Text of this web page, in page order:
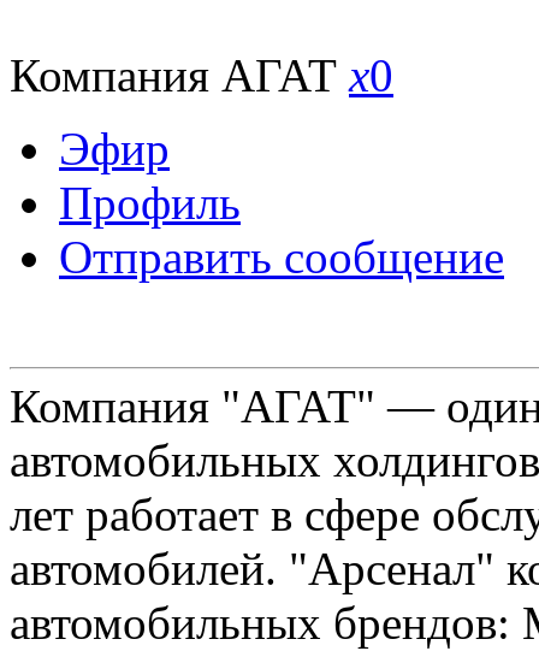
Компания АГАТx0
Эфир
Профиль
Отправить сообщение
Компания "АГАТ" —
автомобильных
лет работает в сфере
автомобилей. "Арсенал"
автомобильных